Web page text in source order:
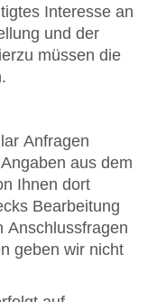
Interesse an
und der
müssen die
Anfragen
aus dem
Ihnen dort
Bearbeitung
Anschlussfragen
geben wir nicht